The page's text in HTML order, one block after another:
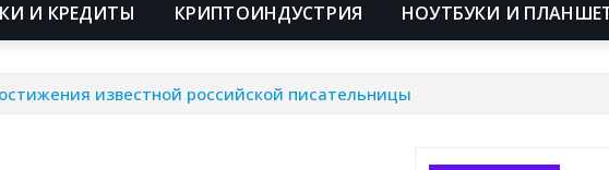
И КРЕДИТЫ КРИПТОИНДУСТРИЯ НОУТБУКИ И
известной российской писательницы